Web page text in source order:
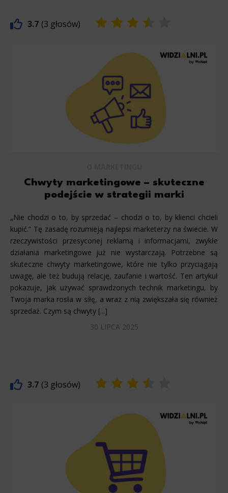
3.7 3
Chwyty marketingowe – skuteczne
podejście w strategii marki
„Nie chodzi o to, by sprzedać – chodzi o to, by klienci chcieli
kupić.” Tę zasadę rozumieją najlepsi marketerzy na świecie. W
rzeczywistości przesyconej reklamą i informacjami, zwykłe
działania marketingowe już nie wystarczają. Potrzebne są
skuteczne chwyty marketingowe, które nie tylko przyciągają
uwagę, ale też budują relację, zaufanie i wartość. Ten artykuł
pokazuje, jak używać sprawdzonych technik marketingu, by
Twoja marka rosła w siłę, a wraz z nią zwiększała się również
sprzedaż. Czym są chwyty [...]
30 LIPCA 2025
3.7 3